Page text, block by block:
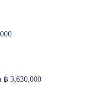
฿ 3,630,000